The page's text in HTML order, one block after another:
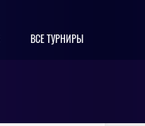
ВСЕ ТУРНИРЫ